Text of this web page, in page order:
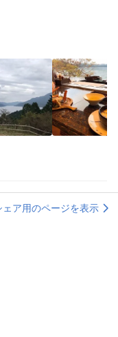
ェア用のページを表示